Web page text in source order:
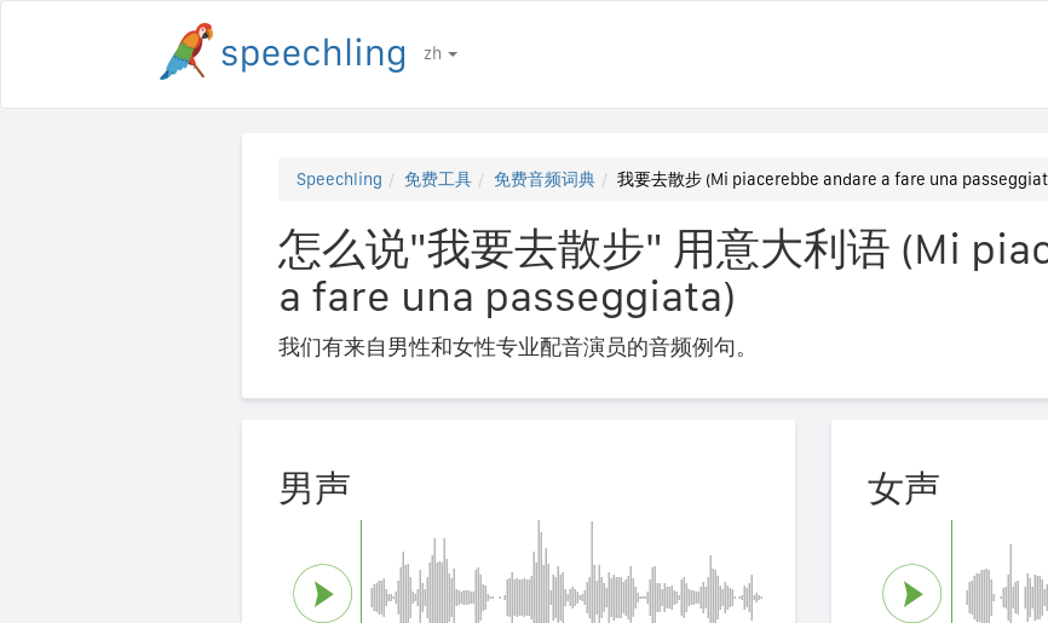
zh
Speechling 免费工具 免费音频词典 我要去散步 (Mi piacerebbe andare a fare una
怎么说"我要去散步" 用意大利语 (Mi
a fare una passeggiata)
我们有来自男性和女性专业配音演员的音频例句。
男声 女声